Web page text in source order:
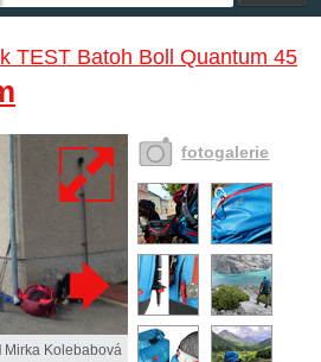
TEST Batoh Boll Quantum 45
Mirka Kolebabová
fotogalerie